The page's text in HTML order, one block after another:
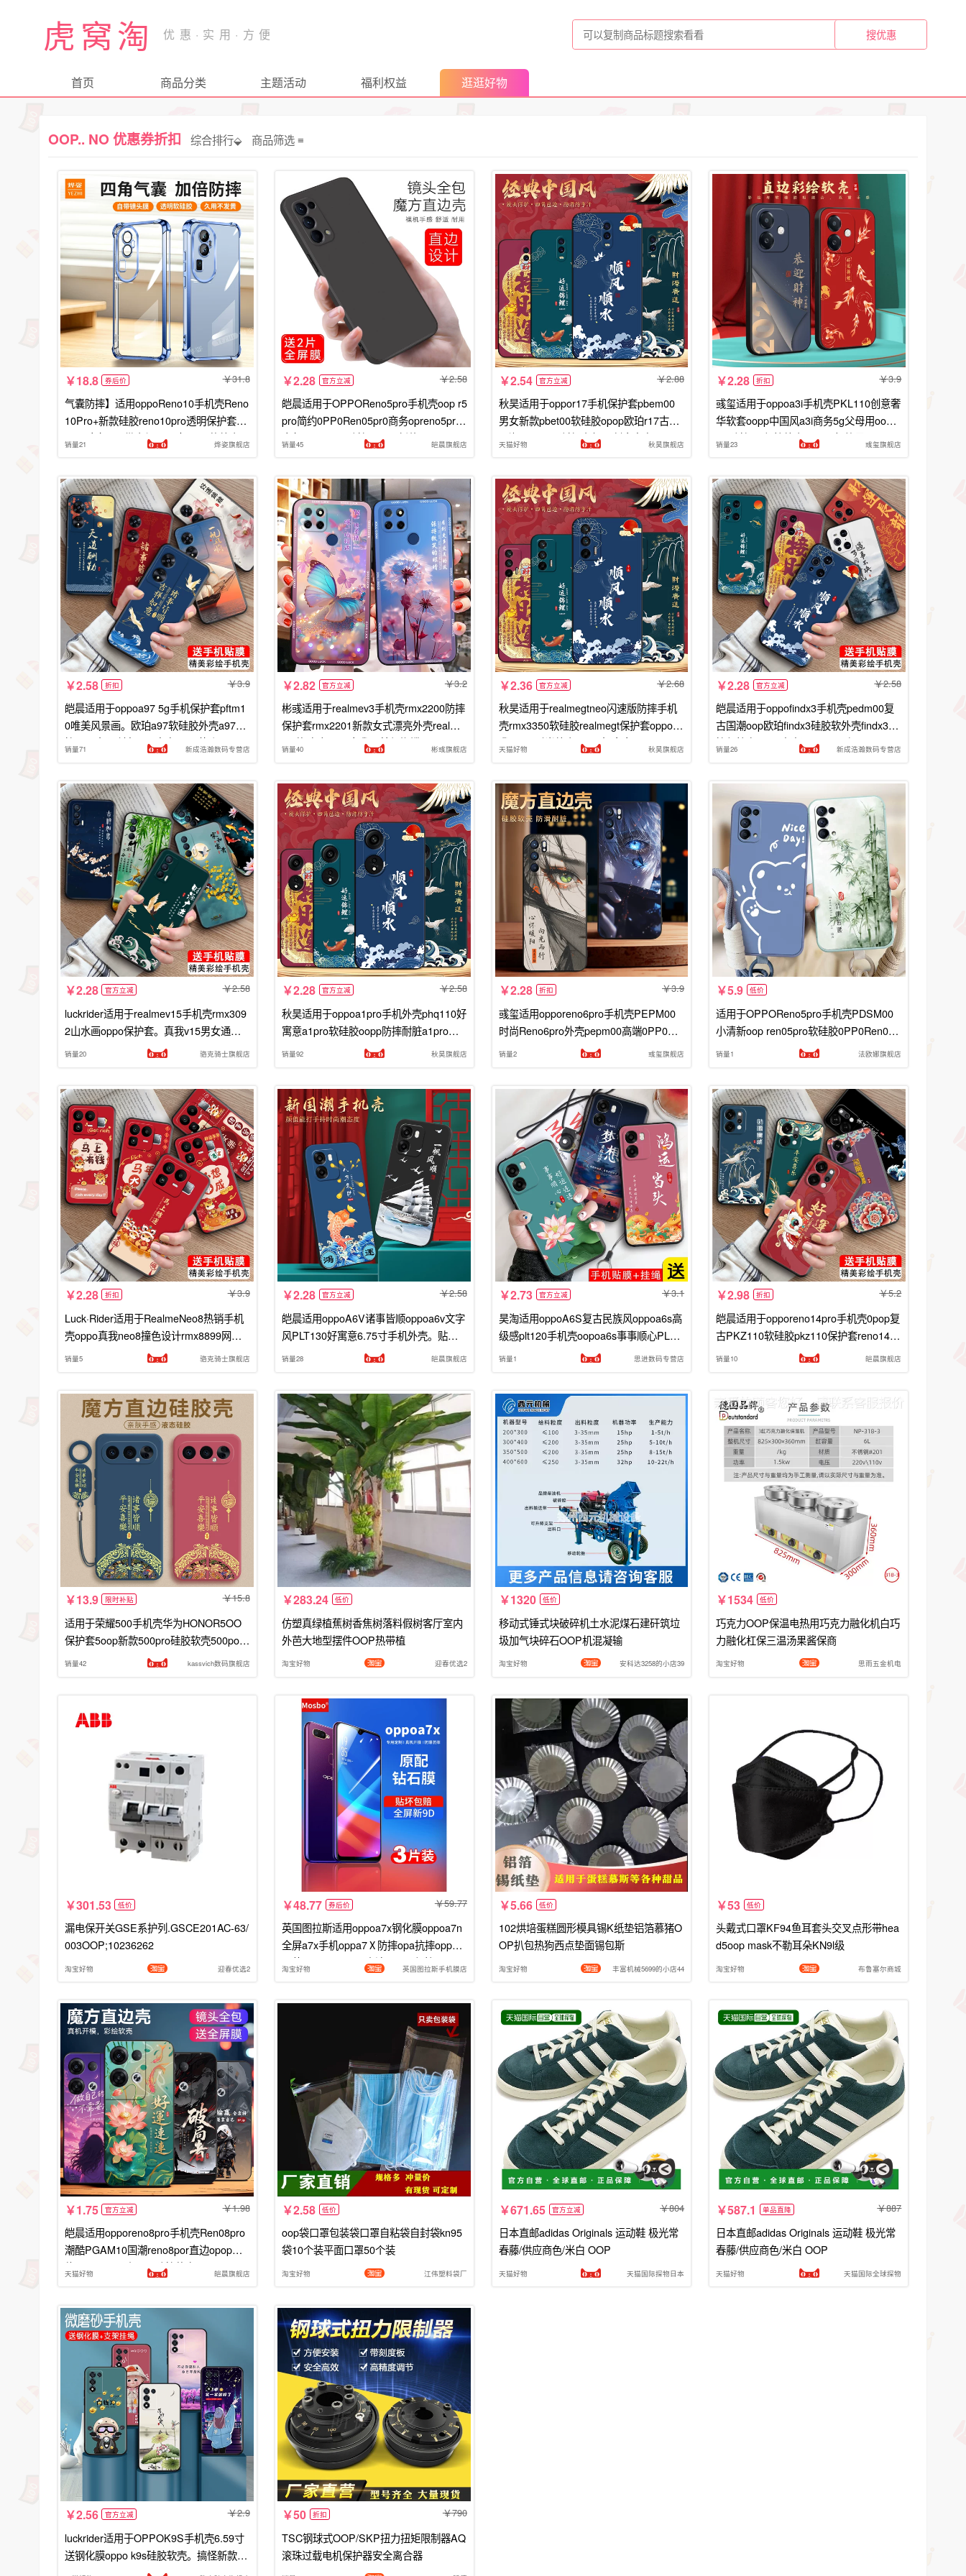
虎窝淘
首页 商品分类 主题活动 福利权益 逛逛好物
OOP.. NO 优惠券折扣 综合排行⬙ 商品筛选
18.8 券后价 31.8
气囊防摔】适用oppoReno10手机壳Reno
10Pro+新款硅胶reno10pro透明保护套O
PPO全包oop带支架5g男女0ppo软外壳
销量21 烨姿旗舰店
2.28 官方立减 2.58
皑晨适用于OPPOReno5pro手机壳oop r5
pro简约0PP0Ren05pr0商务opreno5pro
全包Ren05pr0防摔pdst00新款PDST00
销量45 皑晨旗舰店
2.54 官方立减 2.88
秋昊适用于oppor17手机保护套pbem00
男女新款pbet00软硅胶opop欧珀r17古风
国潮oop0r17防摔耐脏r17创意文字oo
天猫好物 秋昊旗舰店
2.28 折扣 3.9
彧玺适用于oppoa3i手机壳PKL110创意奢
华软套oopp中国风a3i商务5g父母用oop0
a3i防摔a3i保护外壳oopa3i极简风
销量23 彧玺旗舰店
2.58 折扣 3.9
皑晨适用于oppoa97 5g手机保护套pftm1
0唯美风景画。欧珀a97软硅胶外壳a97防
摔oop0好运锦鲤a97文字oopp热卖
销量71 新成浩瀚数码专营店
2.82 官方立减 3.2
彬彧适用于realmev3手机壳rmx2200防摔
保护套rmx2201新款女式漂亮外壳realme
q2i软硅胶oppo真我v3梦幻蝴蝶oop
销量40 彬彧旗舰店
2.36 官方立减 2.68
秋昊适用于realmegtneo闪速版防摔手机
壳rmx3350软硅胶realmegt保护套oppo真
我gtneo时尚外壳q3pro好寓意oop0
天猫好物 秋昊旗舰店
2.28 官方立减 2.58
皑晨适用于oppofindx3手机壳pedm00复
古国潮oop欧珀findx3硅胶软外壳findx3防
摔保护套findx3妈妈用oopp网红
销量26 新成浩瀚数码专营店
2.28 官方立减 2.58
luckrider适用于realmev15手机壳rmx309
2山水画oppo保护套。真我v15男女通用re
almev15软硅胶外壳oop防摔耐脏
销量20 骆克骑士旗舰店
2.28 官方立减 2.58
秋昊适用于oppoa1pro手机外壳phq110好
寓意a1pro软硅胶oopp防摔耐脏a1pro中
老人用oop欧珀a1pra保护套a1pro创
销量92 秋昊旗舰店
2.28 折扣 3.9
彧玺适用opporeno6pro手机壳PEPM00
时尚Reno6pro外壳pepm00高端0PP0Re
n06pr0黑边Ren06pr0新款oop r6pro 5g
销量2 彧玺旗舰店
5.9 低价
适用于OPPOReno5pro手机壳PDSM00
小清新oop ren05pro软硅胶0PP0Ren05p
r0可爱reno5pro全包边Ren05pr0时尚情
销量1 法欧娜旗舰店
2.28 折扣 3.9
Luck·Rider适用于RealmeNeo8热销手机
壳oppo真我neo8撞色设计rmx8899网红
外壳oop0保护套neo8马年op0p新中式
销量5 骆克骑士旗舰店
2.28 官方立减 2.58
皑晨适用oppoA6V诸事皆顺oppoa6v文字
风PLT130好寓意6.75寸手机外壳。贴膜o
op0A6V复古国潮风plt130防摔软壳
销量28 皑晨旗舰店
2.73 官方立减 3.1
昊淘适用oppoA6S复古民族风oppoa6s高
级感plt120手机壳oopoa6s事事顺心PLT1
20彩绘保护套。贴膜oop0a6s好寓意
销量1 思进数码专营店
2.98 折扣 5.2
皑晨适用于opporeno14pro手机壳0pop复
古PKZ110软硅胶pkz110保护套reno14pr
o防摔oop0中国风reno14p男女外壳
销量10 皑晨旗舰店
13.9 限时补贴 15.8
适用于荣耀500手机壳华为HONOR5OO
保护套5oop新款500pro硅胶软壳500por
全包防摔pr0外壳男女宋耀五百后壳荣誉
销量42 kassvich数码旗舰店
283.24 低价
仿塑真绿植蕉树香焦树落料假树客厅室内
外芭大地型摆件OOP热带植
淘宝好物 迎春优选2
1320 低价
移动式锤式块破碎机土水泥煤石建矸筑垃
圾加气块碎石OOP机混凝输
淘宝好物 安科达3258的小店39
1534 低价
巧克力OOP保温电热用巧克力融化机白巧
力融化杠保三温汤果酱保商
淘宝好物 思雨五金机电
301.53 低价
漏电保开关GSE系护列.GSCE201AC-63/
003OOP;10236262
淘宝好物 迎春优选2
48.77 券后价 59.77
英国图拉斯适用oppoa7x钢化膜oppoa7n
全屏a7x手机oppa7Ⅹ防摔opa抗摔oppora
原装opp0pp0ppoa高清oopoa保护oop
淘宝好物 英国图拉斯手机膜店
5.66 低价
102烘培蛋糕圆形模具锡K纸垫铝箔慕猪O
OP扒包热狗西点垫面锡包斯
淘宝好物 丰富机械5699的小店44
53 低价
头戴式口罩KF94鱼耳套头交叉点形带hea
d5oop mask不勒耳朵KN9l级
淘宝好物 布鲁塞尔商城
1.75 官方立减 1.98
皑晨适用opporeno8pro手机壳Ren08pro
潮酷PGAM10国潮reno8por直边opop简
约pgam10日系oop0防摔软套Ren08por
天猫好物 皑晨旗舰店
2.58 低价
oop袋口罩包装袋口罩自粘袋自封袋kn95
袋10个装平面口罩50个装
淘宝好物 江伟塑料袋厂
671.65 官方立减 804
日本直邮adidas Originals 运动鞋 极光常
春藤/供应商色/米白 OOP
天猫好物 天猫国际探物日本
587.1 单品直降 887
日本直邮adidas Originals 运动鞋 极光常
春藤/供应商色/米白 OOP
天猫好物 天猫国际全球探物
2.56 官方立减 2.9
luckrider适用于OPPOK9S手机壳6.59寸
送钢化膜oppo k9s硅胶软壳。搞怪新款oo
po欧珀k9s网红新款perm1o全包oop
50 折扣 790
TSC钢球式OOP/SKP扭力扭矩限制器AQ
滚珠过载电机保护器安全离合器